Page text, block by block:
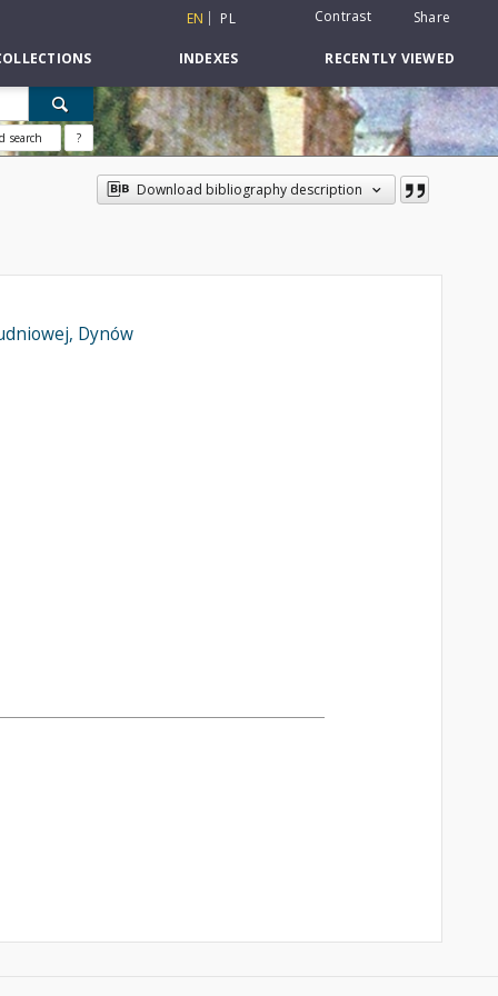
EN PL Contrast Share
INDEXES RECENTLY VIEWED
search ?
Download bibliography description
Dynów